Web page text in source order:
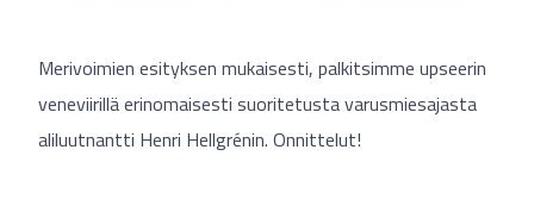
Merivoimien esityksen mukaisesti, palkitsimme upseerin
veneviirillä erinomaisesti suoritetusta varusmiesajasta
aliluutnantti Henri Hellgrénin. Onnittelut!